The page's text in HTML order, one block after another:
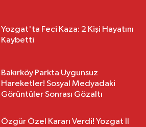
Yozgat'ta Feci Kaza: 2 Kişi Hayatını
Kaybetti
Bakırköy Parkta Uygunsuz
Hareketler! Sosyal Medyadaki
Görüntüler Sonrası Gözaltı
Özgür Özel Kararı Verdi! Yozgat İl